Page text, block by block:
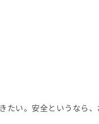
たい。安全というなら